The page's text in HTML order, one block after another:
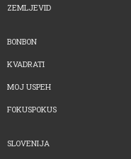
ZEMLJEVID
BONBON
KVADRATI
MOJ USPEH
FOKUSPOKUS
SLOVENIJA